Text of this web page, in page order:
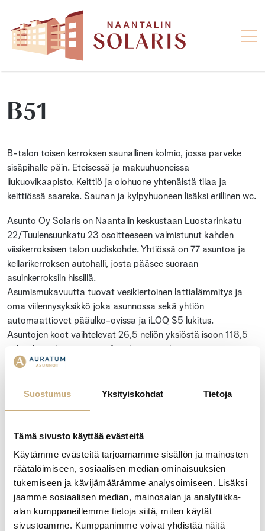
Suostumus Yksityiskohdat Tietoja
Tämä sivusto käyttää evästeitä
Käytämme evästeitä tarjoamamme sisällön ja mainosten
räätälöimiseen, sosiaalisen median ominaisuuksien
tukemiseen ja kävijämäärämme analysoimiseen. Lisäksi
jaamme sosiaalisen median, mainosalan ja analytiikka-
alan kumppaneillemme tietoja siitä, miten käytät
sivustoamme. Kumppanimme voivat yhdistää näitä
B51
B-talon toisen kerroksen saunallinen kolmio, jossa parveke
sisäpihalle päin. Eteisessä ja makuuhuoneissa
liukuovikaapisto. Keittiö ja olohuone yhtenäistä tilaa ja
keittiössä saareke. Saunan ja kylpyhuoneen lisäksi erillinen wc.
Asunto Oy Solaris on Naantalin keskustaan Luostarinkatu
22/Tuulensuunkatu 23 osoitteeseen valmistunut kahden
viisikerroksisen talon uudiskohde. Yhtiössä on 77 asuntoa ja
kellarikerroksen autohalli, josta pääsee suoraan
asuinkerroksiin hissillä.
Asumismukavuutta tuovat vesikiertoinen lattialämmitys ja
oma viilennysyksikkö joka asunnossa sekä yhtiön
automaattiovet pääulko-ovissa ja iLOQ S5 lukitus.
Asuntojen koot vaihtelevat 26,5 neliön yksiöstä isoon 118,5
sekä polkupyöränsäilytystila pesupisteellä ja B-talossa
pyykinpesu- ja kuivaushuone sekä pakettiautomaatti.
Yhtiön asunnot ovat valmistuneet keväällä 2024. Kohteen
rakennuttaja on Auratum Asunnot Turku Oy, joka myös
maksaa myymättömien asuntojen hoito- ja
pääomavastikkeet kohteen valmistumisen jälkeen niin kauan,
kunnes asunnot on myyty. Muut osakkeenomistajat eivät
joudu osallistumaan näihin kuluihin.